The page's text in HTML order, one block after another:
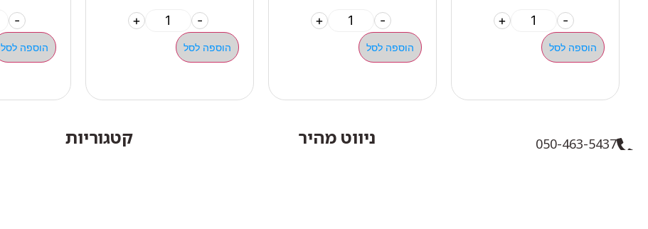
-
+
הוספה לסל
-
+
הוספה לסל
-
+
הוספה לסל
-
הוספה לסל
050-463-5437 ניווט מהיר קטגוריות